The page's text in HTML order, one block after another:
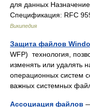
для данных
Спецификация: RFC
Википедия
Защита файлов
WFP) технология,
изменять или удалять
операционных систем
важных системных
Ассоциация файлов